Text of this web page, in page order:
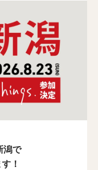
潟で
！